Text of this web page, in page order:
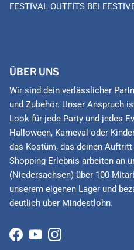
FESTIVAL OUTFITS BEI
ÜBER UNS
Wir sind dein verlässlicher
und Zubehör. Unser Anspruch
Look für jede Party und jedes
Halloween, Karneval oder
das Kostüm, das deinen
Shopping Erlebnis arbeiten an
(Niedersachsen) über 100
unserem eigenen Lager und
deutlich über Mindestlohn.
Facebook
YouTubeInstagram